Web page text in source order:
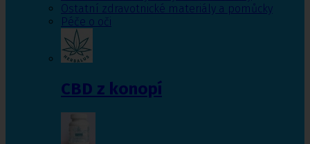
Ostatní zdravotnické materiály a pomůcky
Péče o oči
CBD z konopí